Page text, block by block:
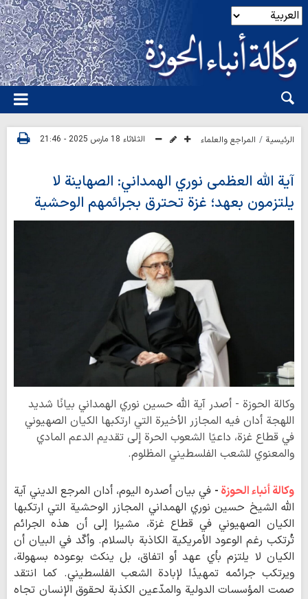
الرئيسية المراجع والعلماء الثلاثاء 18 مارس 2025 - 21:46
آية الله العظمى نوري الهمداني: الصهاينة لا
يلتزمون بعهد؛ غزة تحترق بجرائمهم الوحشية
وكالة الحوزة - أصدر آية الله حسين نوري الهمداني بيانًا شديد
اللهجة أدان فيه المجازر الأخيرة التي ارتكبها الكيان الصهيوني
في قطاع غزة، داعيًا الشعوب الحرة إلى تقديم الدعم المادي
والمعنوي للشعب الفلسطيني المظلوم.
وكالة أنباء الحوزة - في بيان أصدره اليوم، أدان المرجع الديني آية
الله الشيخ حسين نوري الهمداني المجازر الوحشية التي ارتكبها
الكيان الصهيوني في قطاع غزة، مشيرًا إلى أن هذه الجرائم
تُرتكب رغم الوعود الأمريكية الكاذبة بالسلام. وأكّد في البيان أن
الكيان لا يلتزم بأي عهد أو اتفاق، بل ينكث بوعوده بسهولة،
ويرتكب جرائمه تمهيدًا لإبادة الشعب الفلسطيني. كما انتقد
صمت المؤسسات الدولية والمدّعين الكذبة لحقوق الإنسان تجاه